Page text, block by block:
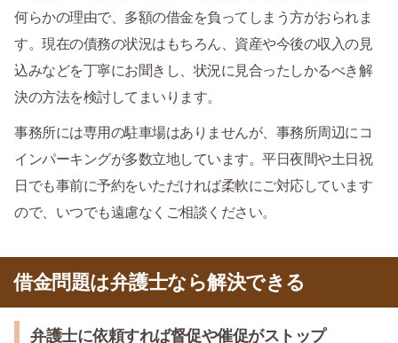
何らかの理由で、多額の借金を負ってしまう方がおられま
す。現在の債務の状況はもちろん、資産や今後の収入の見
込みなどを丁寧にお聞きし、状況に見合ったしかるべき解
決の方法を検討してまいります。
事務所には専用の駐車場はありませんが、事務所周辺にコ
インパーキングが多数立地しています。平日夜間や土日祝
日でも事前に予約をいただければ柔軟にご対応しています
ので、いつでも遠慮なくご相談ください。
借金問題は弁護士なら解決できる
弁護士に依頼すれば督促や催促がストップ